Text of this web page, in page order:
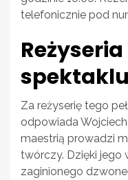
telefonicznie pod
spektaklu
Za reżyserię tego
odpowiada
maestrią prowadzi
twórczy. Dzięki jego
zaginionego